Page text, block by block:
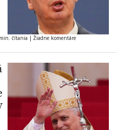
čítania | Žiadne komentáre